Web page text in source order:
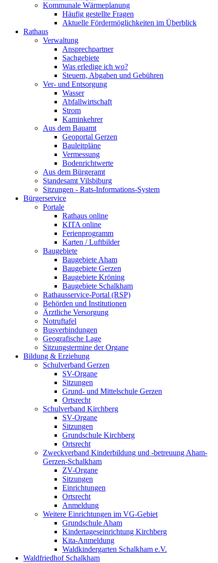
Kommunale Wärmeplanung
Häufig gestellte Fragen
Aktuelle Fördermöglichkeiten im Überblick
Rathaus
Verwaltung
Ansprechpartner
Sachgebiete
Was erledige ich wo?
Steuern, Abgaben und Gebühren
Ver- und Entsorgung
Wasser
Abfallwirtschaft
Strom
Kaminkehrer
Aus dem Bauamt
Geoportal Gerzen
Bauleitpläne
Vermessung
Bodenrichtwerte
Aus dem Bürgeramt
Standesamt Vilsbiburg
Sitzungen - Rats-Informations-System
Bürgerservice
Portale
Rathaus online
KITA online
Ferienprogramm
Karten / Luftbilder
Baugebiete
Baugebiete Aham
Baugebiete Gerzen
Baugebiete Kröning
Baugebiete Schalkham
Rathausservice-Portal (RSP)
Behörden und Institutionen
Ärztliche Versorgung
Notruftafel
Busverbindungen
Geografische Lage
Sitzungstermine der Organe
Bildung & Erziehung
Schulverband Gerzen
SV-Organe
Sitzungen
Grund- und Mittelschule Gerzen
Ortsrecht
Schulverband Kirchberg
SV-Organe
Sitzungen
Grundschule Kirchberg
Ortsrecht
Zweckverband Kinderbildung und -betreuung Aham-
Gerzen-Schalkham
ZV-Organe
Sitzungen
Einrichtungen
Ortsrecht
Anmeldung
Weitere Einrichtungen im VG-Gebiet
Grundschule Aham
Kindertageseinrichtung Kirchberg
Kita-Anmeldung
Waldkindergarten Schalkham e.V.
Waldfriedhof Schalkham